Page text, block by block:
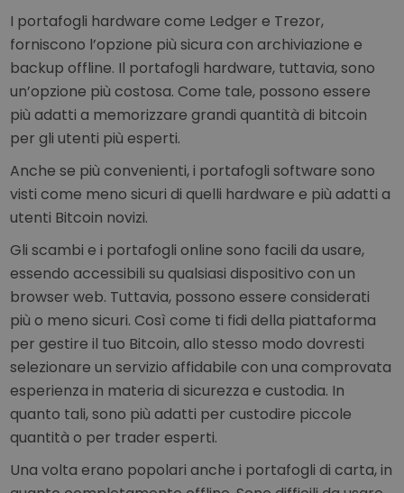
I portafogli hardware come Ledger e Trezor,
forniscono l’opzione più sicura con archiviazione e
backup offline. Il portafogli hardware, tuttavia, sono
un’opzione più costosa. Come tale, possono essere
più adatti a memorizzare grandi quantità di bitcoin
per gli utenti più esperti.
Anche se più convenienti, i portafogli software sono
visti come meno sicuri di quelli hardware e più adatti a
utenti Bitcoin novizi.
Gli scambi e i portafogli online sono facili da usare,
essendo accessibili su qualsiasi dispositivo con un
browser web. Tuttavia, possono essere considerati
più o meno sicuri. Così come ti fidi della piattaforma
per gestire il tuo Bitcoin, allo stesso modo dovresti
selezionare un servizio affidabile con una comprovata
esperienza in materia di sicurezza e custodia. In
quanto tali, sono più adatti per custodire piccole
quantità o per trader esperti.
Una volta erano popolari anche i portafogli di carta, in